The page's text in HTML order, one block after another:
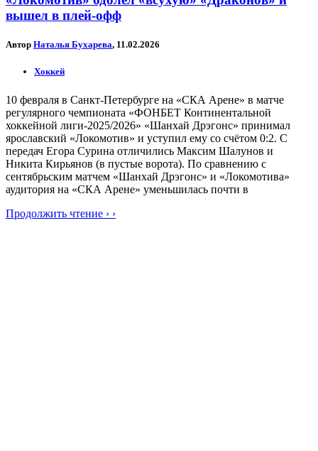
вышел в плей-офф
Автор Наталья Бухарева, 11.02.2026
Хоккей
10 февраля в Санкт-Петербурге на «СКА Арене» в матче
регулярного чемпионата «ФОНБЕТ Континентальной
хоккейной лиги-2025/2026» «Шанхай Дрэгонс» принимал
ярославский «Локомотив» и уступил ему со счётом 0:2. С
передач Егора Сурина отличились Максим Шалунов и
Никита Кирьянов (в пустые ворота). По сравнению с
сентябрьским матчем «Шанхай Дрэгонс» и «Локомотива»
аудитория на «СКА Арене» уменьшилась почти в
Продолжить чтение › ›